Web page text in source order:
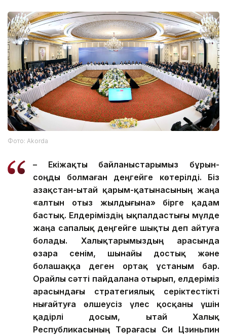
Фото: Аkorda
– Екіжақты байланыстарымыз бұрын-
соңды болмаған деңгейге көтерілді. Біз
Қазақстан-Қытай қарым-қатынасының жаңа
«алтын отыз жылдығына» бірге қадам
бастық. Елдеріміздің ықпалдастығы мүлде
жаңа сапалық деңгейге шықты деп айтуға
болады. Халықтарымыздың арасында
өзара сенім, шынайы достық және
болашаққа деген ортақ ұстаным бар.
Орайлы сәтті пайдалана отырып, елдеріміз
арасындағы стратегиялық серіктестікті
нығайтуға өлшеусіз үлес қосқаны үшін
қадірлі досым, Қытай Халық
Республикасының Төрағасы Си Цзиньпин